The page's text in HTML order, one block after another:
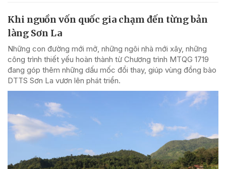
Khi nguồn vốn quốc gia chạm đến từng bản
làng Sơn La
Những con đường mới mở, những ngôi nhà mới xây, những
công trình thiết yếu hoàn thành từ Chương trình MTQG 1719
đang góp thêm những dấu mốc đổi thay, giúp vùng đồng bào
DTTS Sơn La vươn lên phát triển.